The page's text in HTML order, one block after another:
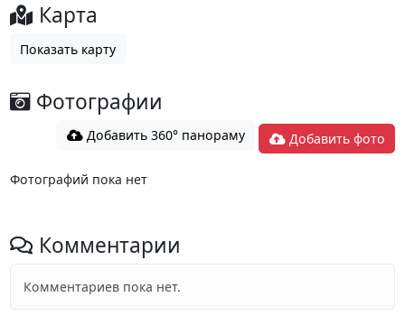
Карта
Показать карту
Фотографии
Добавить 360° панораму Добавить фото
Фотографий пока нет
Комментарии
Комментариев пока нет.